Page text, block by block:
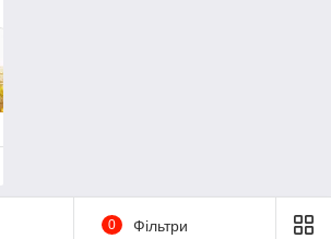
0 Фільтри